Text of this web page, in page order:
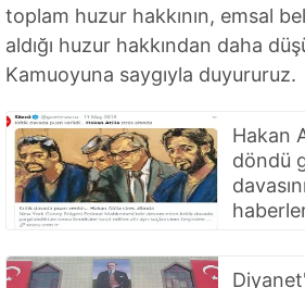
toplam huzur hakkının, emsal
aldığı huzur hakkından daha
Kamuoyuna saygıyla duyururuz.
Hakan
döndü